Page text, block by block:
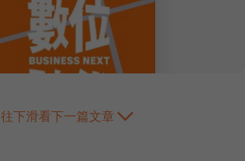
往下滑看下一篇文章